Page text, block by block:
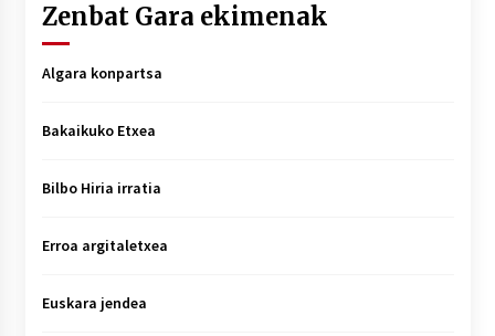
Zenbat Gara ekimenak
Algara konpartsa
Bakaikuko Etxea
Bilbo Hiria irratia
Erroa argitaletxea
Euskara jendea